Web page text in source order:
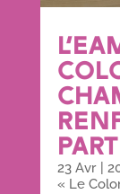
23 Avr|
« Le